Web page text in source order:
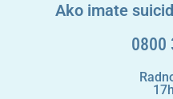
Ako imate
0800